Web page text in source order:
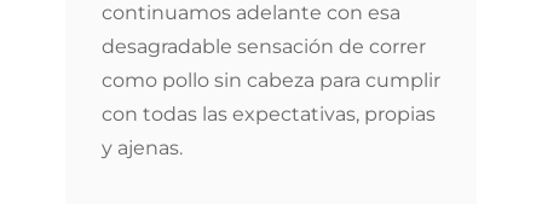
continuamos adelante con esa
desagradable sensación de correr
como pollo sin cabeza para cumplir
con todas las expectativas, propias
y ajenas.